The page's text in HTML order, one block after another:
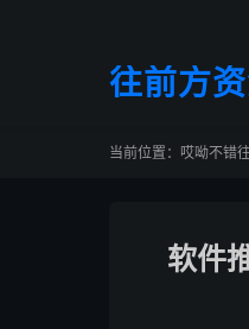
往前方
当前位置： 哎呦不错
软件